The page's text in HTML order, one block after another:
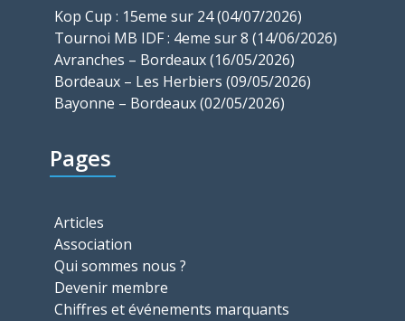
Kop Cup : 15eme sur 24 (04/07/2026)
Tournoi MB IDF : 4eme sur 8 (14/06/2026)
Avranches – Bordeaux (16/05/2026)
Bordeaux – Les Herbiers (09/05/2026)
Bayonne – Bordeaux (02/05/2026)
Pages
Articles
Association
Qui sommes nous ?
Devenir membre
Chiffres et événements marquants